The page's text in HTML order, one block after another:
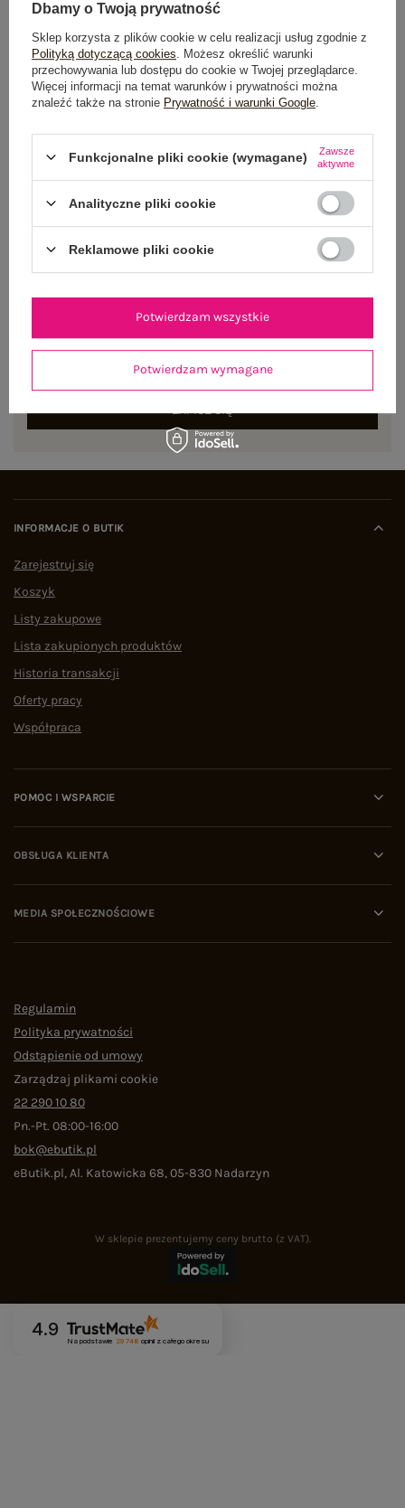
WYSYŁKA I DOSTAWA
ZWROTY I REKLAMACJE
NEWSLETTER
Zapisz się do naszego newslettera i otrzymaj 15% zniżki na
pierwsze zamówienie
ZAPISZ SIĘ
INFORMACJE O BUTIK
Zarejestruj się
Koszyk
Listy zakupowe
Lista zakupionych produktów
Historia transakcji
Oferty pracy
Współpraca
POMOC I WSPARCIE
OBSŁUGA KLIENTA
MEDIA SPOŁECZNOŚCIOWE
Regulamin
Polityka prywatności
Odstąpienie od umowy
Zarządzaj plikami cookie
22 290 10 80
Pn.-Pt. 08:00-16:00
bok@ebutik.pl
eButik.pl,Al. Katowicka 68,05-830 Nadarzyn
W sklepie prezentujemy ceny brutto (z VAT).
4.9
Na podstawie 29 748 opinii z całego okresu
Dbamy o Twoją prywatność
Sklep korzysta z plików cookie w celu realizacji usług zgodnie z
Polityką dotyczącą cookies . Możesz określić warunki
przechowywania lub dostępu do cookie w Twojej przeglądarce.
Więcej informacji na temat warunków i prywatności można
znaleźć także na stronie Prywatność i warunki Google
Funkcjonalne pliki cookie (wymagane)
Zawsze
aktywne
Analityczne pliki cookie
Reklamowe pliki cookie
Potwierdzam wymagane
Potwierdzam wszystkie